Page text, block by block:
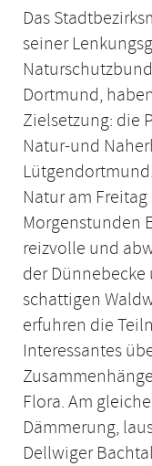
Das
seiner
Dortmund,
Zielsetzung: die
Natur-und
Natur am
Morgenstunden
reizvolle und
der Dünnebecke
schattigen
erfuhren die
Interessantes
Flora. Am
Dämmerung,
Dellwiger